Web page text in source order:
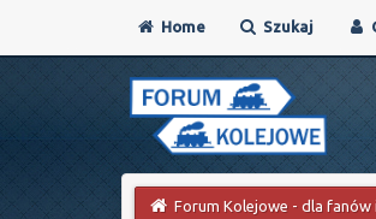
Home Szukaj
Forum Kolejowe - dla fanów